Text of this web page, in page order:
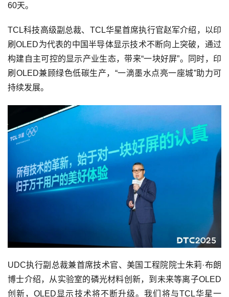
60天。
TCL科技高级副总裁、TCL华星首席执行官赵军介绍，以印
刷OLED为代表的中国半导体显示技术不断向上突破，通过
构建自主可控的显示产业生态，带来“一块好屏”。同时，印
刷OLED兼顾绿色低碳生产，“一滴墨水点亮一座城”助力可
持续发展。
UDC执行副总裁兼首席技术官、美国工程院院士朱莉·布朗
博士介绍，从实验室的磷光材料创新，到未来等离子OLED
创新，OLED显示技术将不断升级。我们将与TCL华星一